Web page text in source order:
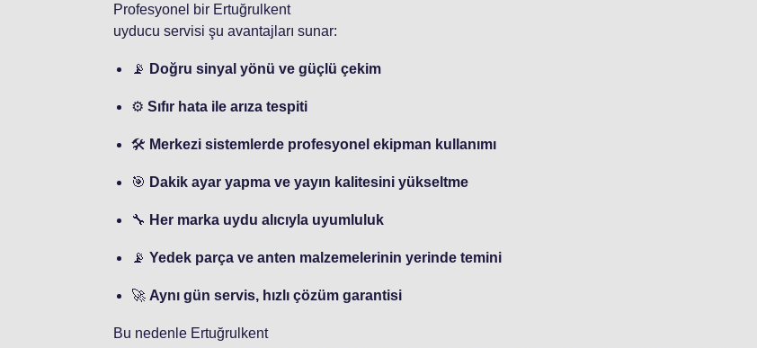
Profesyonel bir Ertuğrulkent
uyducu servisi şu avantajları sunar:
📡 Doğru sinyal yönü ve güçlü çekim
⚙️ Sıfır hata ile arıza tespiti
🛠️ Merkezi sistemlerde profesyonel ekipman kullanımı
🎯 Dakik ayar yapma ve yayın kalitesini yükseltme
🔧 Her marka uydu alıcıyla uyumluluk
📡 Yedek parça ve anten malzemelerinin yerinde temini
🚀 Aynı gün servis, hızlı çözüm garantisi
Bu nedenle Ertuğrulkent